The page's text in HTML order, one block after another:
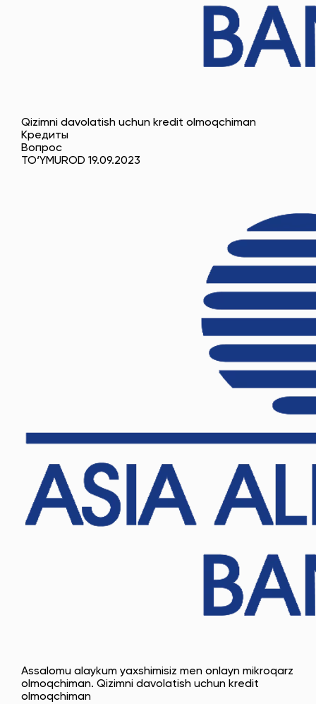
Qizimni davolatish uchun kredit olmoqchiman
Кредиты
Вопрос
TO‘YMUROD 19.09.2023
Assalomu alaykum yaxshimisiz men onlayn mikroqarz
olmoqchiman. Qizimni davolatish uchun kredit
olmoqchiman